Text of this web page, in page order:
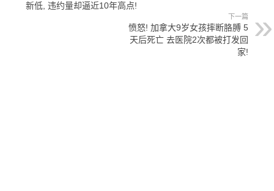
新低, 违约量却逼近10年高点!
下一篇
愤怒! 加拿大9岁女孩摔断胳膊 5
天后死亡 去医院2次都被打发回
家!